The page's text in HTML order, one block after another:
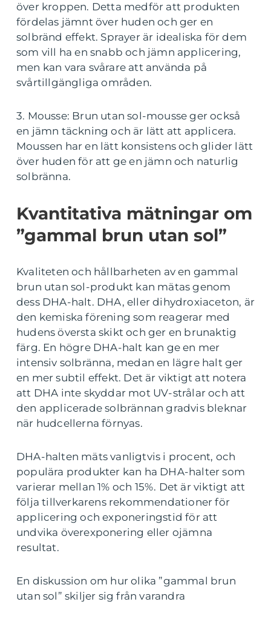
över kroppen. Detta medför att produkten
fördelas jämnt över huden och ger en
solbränd effekt. Sprayer är idealiska för dem
som vill ha en snabb och jämn applicering,
men kan vara svårare att använda på
svårtillgängliga områden.
3. Mousse: Brun utan sol-mousse ger också
en jämn täckning och är lätt att applicera.
Moussen har en lätt konsistens och glider lätt
över huden för att ge en jämn och naturlig
solbränna.
Kvantitativa mätningar om
”gammal brun utan sol”
Kvaliteten och hållbarheten av en gammal
brun utan sol-produkt kan mätas genom
dess DHA-halt. DHA, eller dihydroxiaceton, är
den kemiska förening som reagerar med
hudens översta skikt och ger en brunaktig
färg. En högre DHA-halt kan ge en mer
intensiv solbränna, medan en lägre halt ger
en mer subtil effekt. Det är viktigt att notera
att DHA inte skyddar mot UV-strålar och att
den applicerade solbrännan gradvis bleknar
när hudcellerna förnyas.
DHA-halten mäts vanligtvis i procent, och
populära produkter kan ha DHA-halter som
varierar mellan 1% och 15%. Det är viktigt att
följa tillverkarens rekommendationer för
applicering och exponeringstid för att
undvika överexponering eller ojämna
resultat.
En diskussion om hur olika ”gammal brun
utan sol” skiljer sig från varandra